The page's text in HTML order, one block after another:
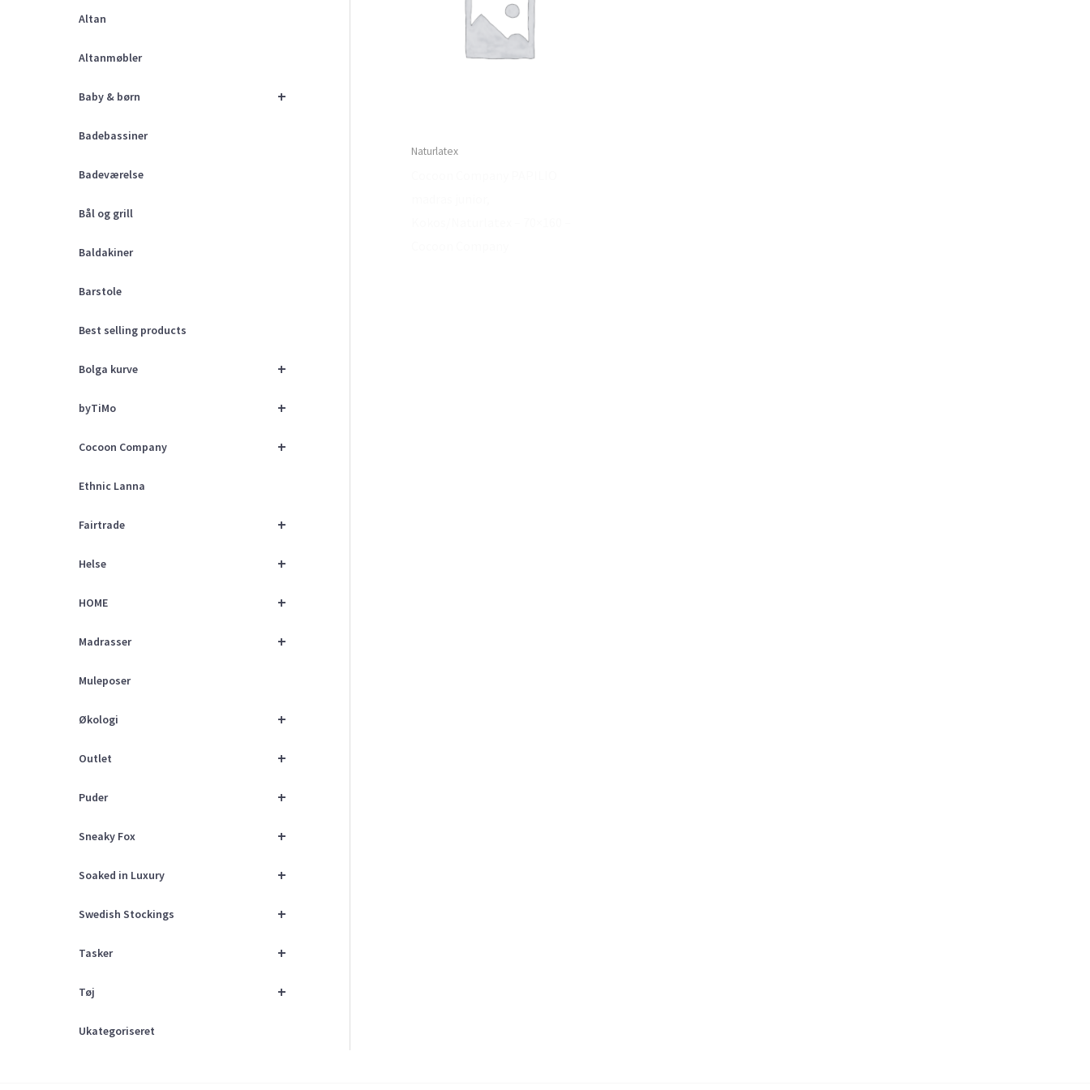
Altan
Altanmøbler
+
Baby & børn
Badebassiner
Badeværelse
Bål og grill
Baldakiner
Barstole
Best selling products
+
Bolga kurve
+
byTiMo
+
Cocoon Company
Ethnic Lanna
+
Fairtrade
+
Helse
+
HOME
+
Madrasser
Muleposer
+
Økologi
+
Outlet
+
Puder
+
Sneaky Fox
+
Soaked in Luxury
+
Swedish Stockings
+
Tasker
+
Tøj
Ukategoriseret
Naturlatex